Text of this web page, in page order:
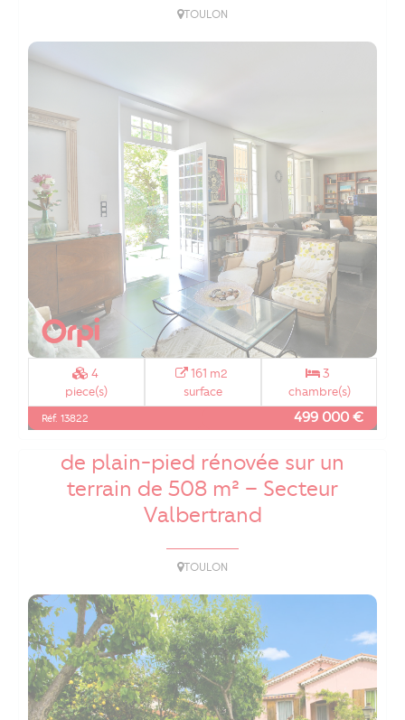
TOULON
4
piece(s)
161 m2
surface
3
chambre(s)
Réf. 13822 499 000 €
A vendre maison Type 4 de 91 m²
de plain-pied rénovée sur un
terrain de 508 m² – Secteur
Valbertrand
TOULON